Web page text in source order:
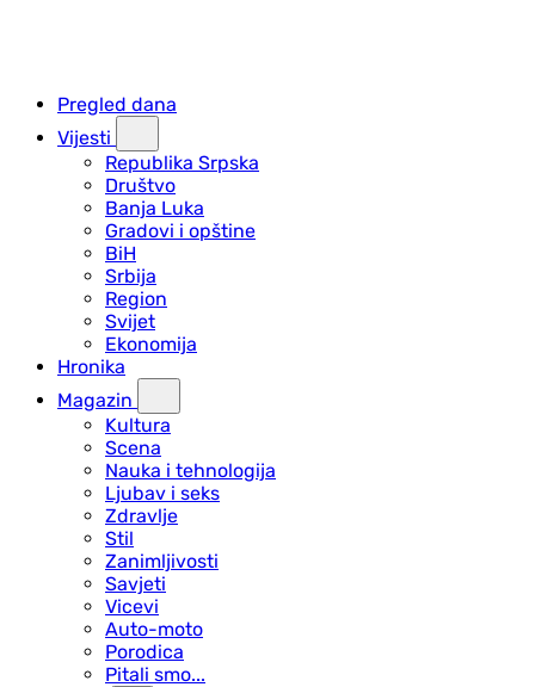
Pregled dana
Vijesti
Republika Srpska
Društvo
Banja Luka
Gradovi i opštine
BiH
Srbija
Region
Svijet
Ekonomija
Hronika
Magazin
Kultura
Scena
Nauka i tehnologija
Ljubav i seks
Zdravlje
Stil
Zanimljivosti
Savjeti
Vicevi
Auto-moto
Porodica
Pitali smo...